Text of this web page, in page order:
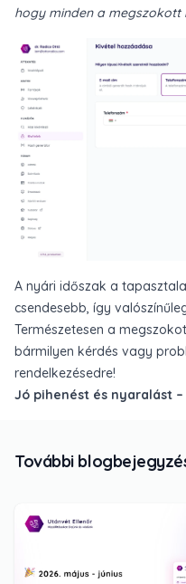
hogy minden a megszokott
A nyári időszak a
csendesebb, így
Természetesen a
bármilyen kérdés vagy
rendelkezésedre!
Jó pihenést és nyaralást
További